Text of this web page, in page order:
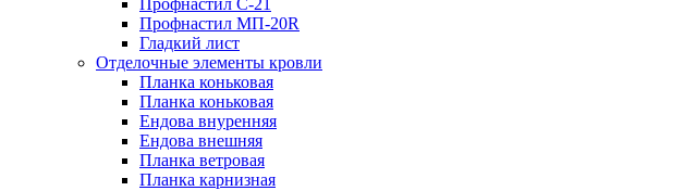
Профнастил МП-20R
Гладкий лист
Отделочные элементы кровли
Планка коньковая
Планка коньковая
Ендова внуренняя
Ендова внешняя
Планка ветровая
Планка карнизная